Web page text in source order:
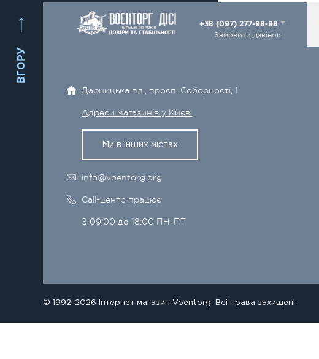
ВГОРУ
+38 (097) 277-98-98
Замовити дзвінок
Дарницька пл., просп. Соборності, 1
Адреси магазинів у Києві
Ми в інших містах
info@voentorg.org
Call-центр працює
З 09:00 до 18:00 ПН-ПТ
© 1992-2026 Інтернет магазин Voentorg. Всі права захищені.